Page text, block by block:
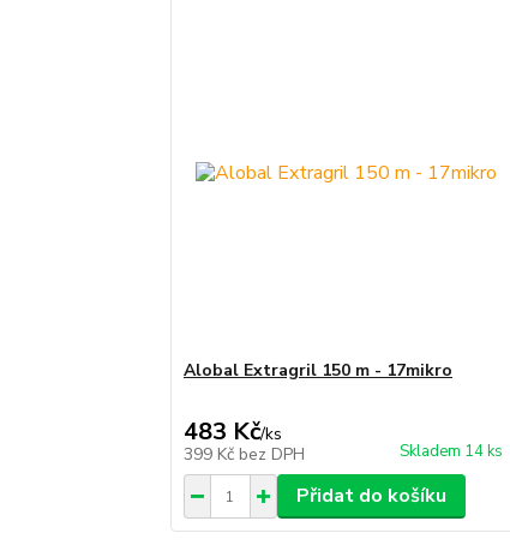
Alobal Extragril 150 m - 17mikro
483 Kč/ks
399 Kč bez DPH Skladem 14 ks
Přidat do košíku